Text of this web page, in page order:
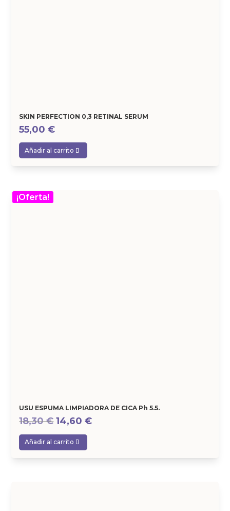
SKIN PERFECTION 0,3 RETINAL SERUM
55,00€
Añadir al carrito
¡Oferta!
USU ESPUMA LIMPIADORA DE CICA Ph 5.5.
18,30€ El
precio
original
era:
14,60€El
es:
Añadir al carrito